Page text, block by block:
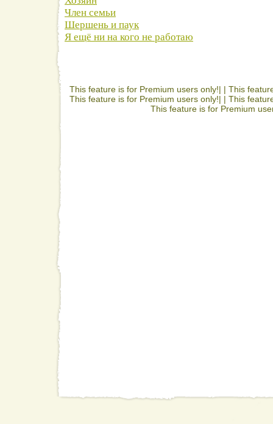
Член семьи
Шершень и паук
Я ещё ни на кого не работаю
This feature is for Premium users only!| | This
This feature is for Premium users only!| | This
This feature is for Premium